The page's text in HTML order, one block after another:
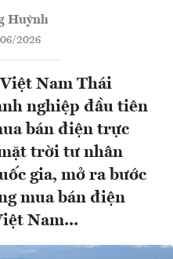
Huỳnh
2026
Nam Thái
nghiệp đầu tiên
bán điện trực
trời tư nhân
gia, mở ra bước
mua bán điện
Nam...